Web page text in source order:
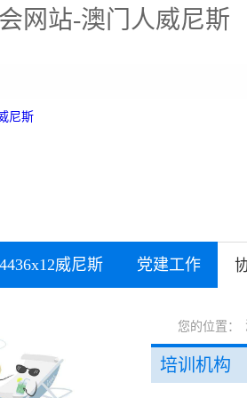
网站-澳门人威尼斯
尼斯
威尼斯 党建工作
您的位置：
培训机构